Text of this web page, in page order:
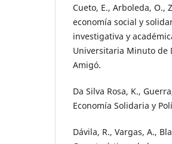
Cueto, E., Arboleda, O.,
economía social y
investigativa y
Universitaria Minuto de
Amigó.
Da Silva Rosa, K.,
Economía Solidaria y
Dávila, R., Vargas, A.,